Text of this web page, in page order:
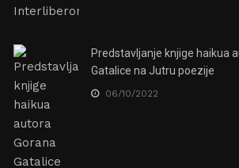
Predstavljanje knjige haikua
Gatalice na Jutru poezije
06/10/2022